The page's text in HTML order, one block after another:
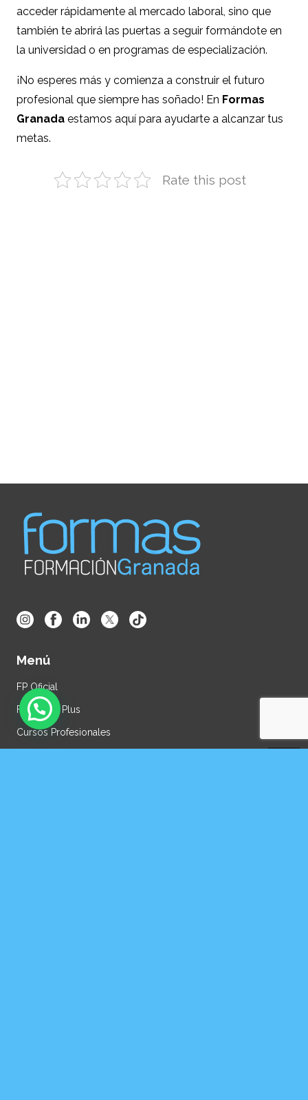
acceder rápidamente al mercado laboral, sino que
también te abrirá las puertas a seguir formándote en
la universidad o en programas de especialización.
¡No esperes más y comienza a construir el futuro
profesional que siempre has soñado! En Formas
Granada estamos aquí para ayudarte a alcanzar tus
metas.
Rate this post
Menú
FP Oficial
FP Online Plus
Cursos Profesionales